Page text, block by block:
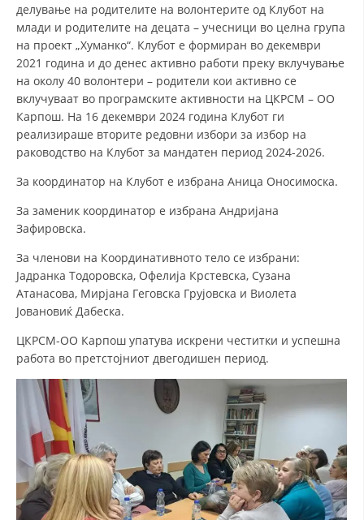
ПРИРАЧНИЦИ
СТРАТЕГИИ
ЕДУКАТИВНО ИНФОРМАТИВНИ МАТЕРИЈАЛИ
БРОШУРИ
ПОСТЕРИ
ПРЕЗЕНТАЦИИ
делување на родителите на волонтерите од Клубот на
млади и родителите на децата – учесници во целна група
на проект „Хуманко“. Клубот е формиран во декември
2021 година и до денес активно работи преку вклучување
на околу 40 волонтери – родители кои активно се
вклучуваат во програмските активности на ЦКРСМ – ОО
Карпош. На 16 декември 2024 година Клубот ги
реализираше вторите редовни избори за избор на
раководство на Клубот за мандатен период 2024-2026.
За координатор на Клубот е избрана Аница Оносимоска.
За заменик координатор е избрана Андријана
Зафировска.
За членови на Координативното тело се избрани:
Јадранка Тодоровска, Офелија Крстевска, Сузана
Атанасова, Мирјана Геговска Грујовска и Виолета
Јовановиќ Дабеска.
ЦКРСМ-ОО Карпош упатува искрени честитки и успешна
работа во претстојниот двегодишен период.